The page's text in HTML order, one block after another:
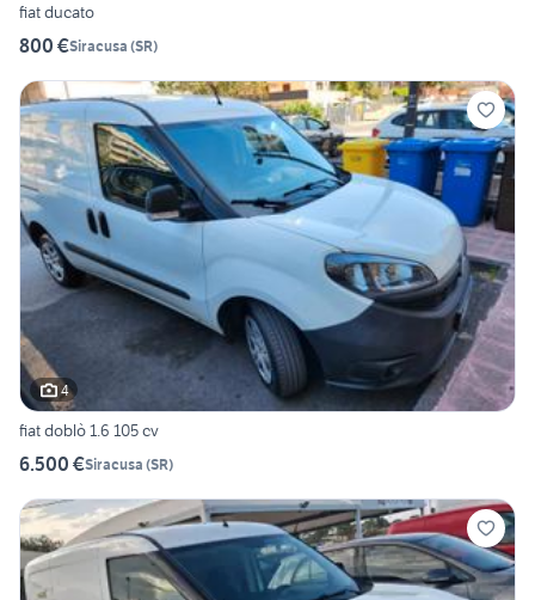
fiat ducato
800 €Siracusa (SR)
4
fiat doblò 1.6 105 cv
6.500 €Siracusa (SR)